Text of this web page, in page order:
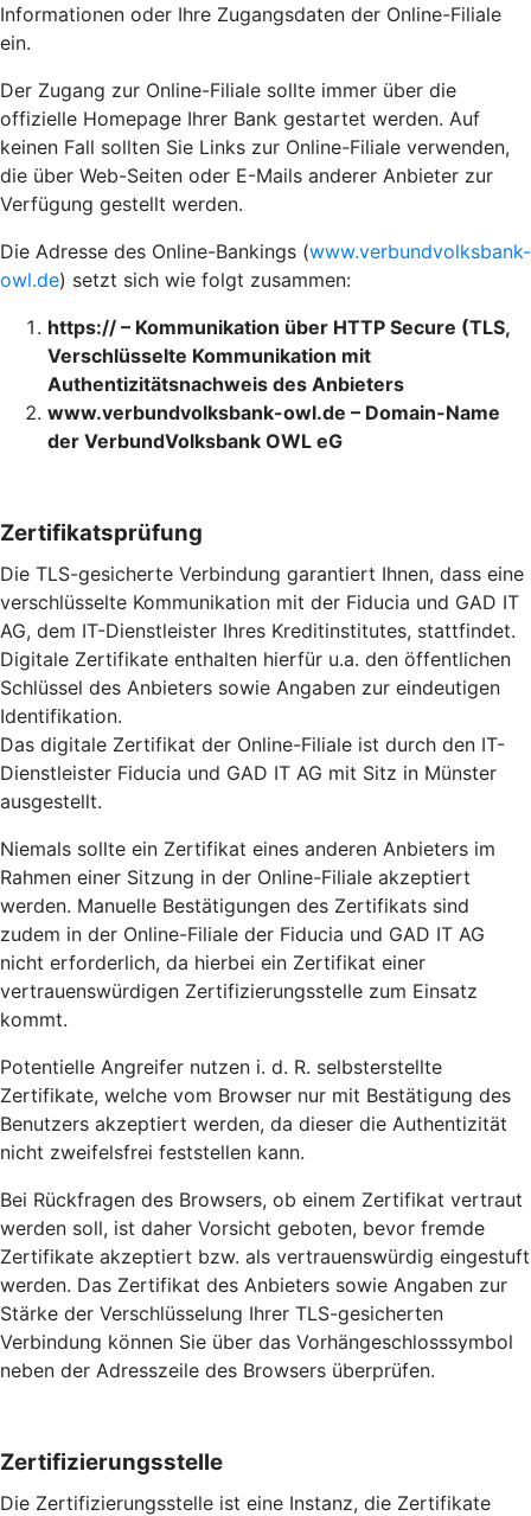
Informationen oder Ihre Zugangsdaten der Online-Filiale
ein.
Der Zugang zur Online-Filiale sollte immer über die
offizielle Homepage Ihrer Bank gestartet werden. Auf
keinen Fall sollten Sie Links zur Online-Filiale verwenden,
die über Web-Seiten oder E-Mails anderer Anbieter zur
Verfügung gestellt werden.
Die Adresse des Online-Bankings (www.verbundvolksbank-
owl.de) setzt sich wie folgt zusammen:
https:// – Kommunikation über HTTP Secure (TLS,
Verschlüsselte Kommunikation mit
Authentizitätsnachweis des Anbieters
www.verbundvolksbank-owl.de – Domain-Name
der VerbundVolksbank OWL eG
Zertifikatsprüfung
Die TLS-gesicherte Verbindung garantiert Ihnen, dass eine
verschlüsselte Kommunikation mit der Fiducia und GAD IT
AG, dem IT-Dienstleister Ihres Kreditinstitutes, stattfindet.
Digitale Zertifikate enthalten hierfür u.a. den öffentlichen
Schlüssel des Anbieters sowie Angaben zur eindeutigen
Identifikation.
Das digitale Zertifikat der Online-Filiale ist durch den IT-
Dienstleister Fiducia und GAD IT AG mit Sitz in Münster
ausgestellt.
Niemals sollte ein Zertifikat eines anderen Anbieters im
Rahmen einer Sitzung in der Online-Filiale akzeptiert
werden. Manuelle Bestätigungen des Zertifikats sind
zudem in der Online-Filiale der Fiducia und GAD IT AG
nicht erforderlich, da hierbei ein Zertifikat einer
vertrauenswürdigen Zertifizierungsstelle zum Einsatz
kommt.
Potentielle Angreifer nutzen i. d. R. selbsterstellte
Zertifikate, welche vom Browser nur mit Bestätigung des
Benutzers akzeptiert werden, da dieser die Authentizität
nicht zweifelsfrei feststellen kann.
Bei Rückfragen des Browsers, ob einem Zertifikat vertraut
werden soll, ist daher Vorsicht geboten, bevor fremde
Zertifikate akzeptiert bzw. als vertrauenswürdig eingestuft
werden. Das Zertifikat des Anbieters sowie Angaben zur
Stärke der Verschlüsselung Ihrer TLS-gesicherten
Verbindung können Sie über das Vorhängeschlosssymbol
neben der Adresszeile des Browsers überprüfen.
Zertifizierungsstelle
Die Zertifizierungsstelle ist eine Instanz, die Zertifikate